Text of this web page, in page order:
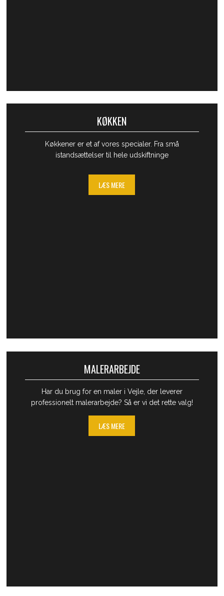
KØKKEN
​Køkkener er et af vores specialer. Fra små
istandsættelser til hele udskiftninge
LÆS MERE
MALERARBEJDE
​Har du brug for en maler i Vejle, der leverer
professionelt malerarbejde? Så er​ vi det rette valg!
LÆS MERE